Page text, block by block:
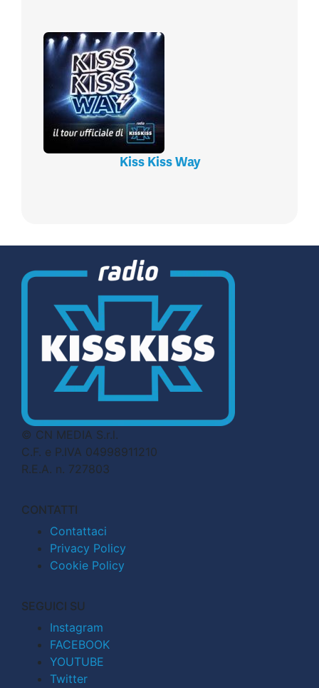
Kiss Kiss Way
© CN MEDIA S.r.l.
C.F. e P.IVA 04998911210
R.E.A. n. 727803
CONTATTI
Contattaci
Privacy Policy
Cookie Policy
SEGUICI SU
Instagram
FACEBOOK
YOUTUBE
Twitter